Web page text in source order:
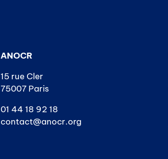
ANOCR
15 rue Cler
75007 Paris
01 44 18 92 18
contact@anocr.org